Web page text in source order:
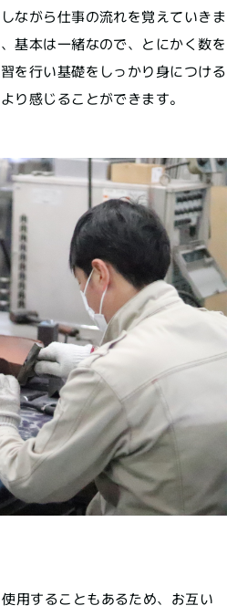
ながら仕事の流れを覚えていきま
基本は一緒なので、とにかく数を
を行い基礎をしっかり身につける
り感じることができます。
用することもあるため、お互い